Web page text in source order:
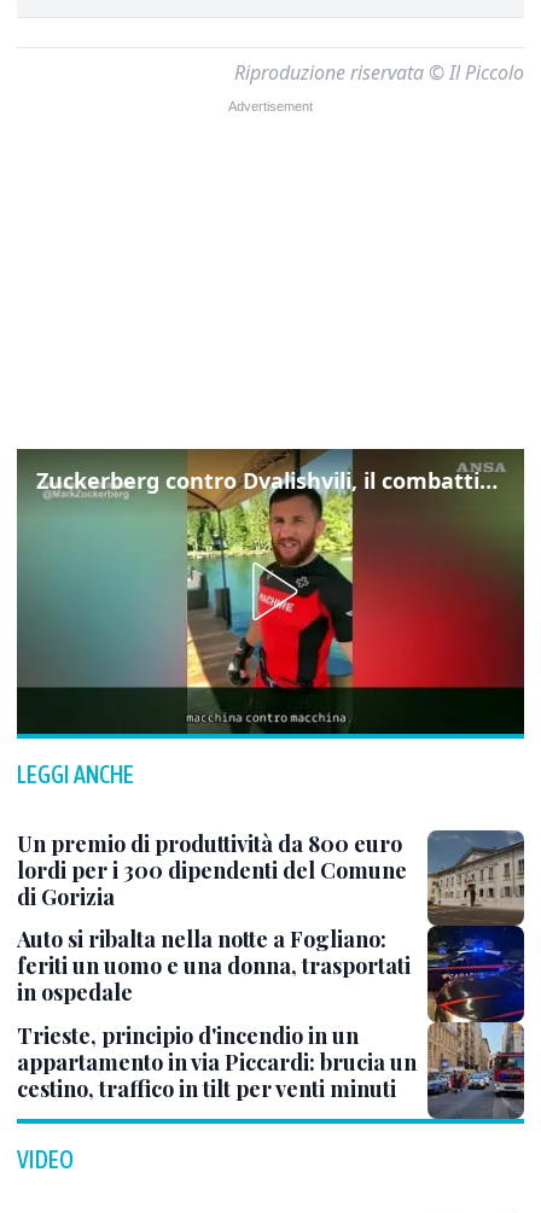
Riproduzione riservata © Il Piccolo
Zuckerberg contro Dvalishvili, il combattimento in mezzo a un lago
LEGGI ANCHE
Un premio di produttività da 800 euro
lordi per i 300 dipendenti del Comune
di Gorizia
Auto si ribalta nella notte a Fogliano:
feriti un uomo e una donna, trasportati
in ospedale
Trieste, principio d'incendio in un
appartamento in via Piccardi: brucia un
cestino, traffico in tilt per venti minuti
VIDEO